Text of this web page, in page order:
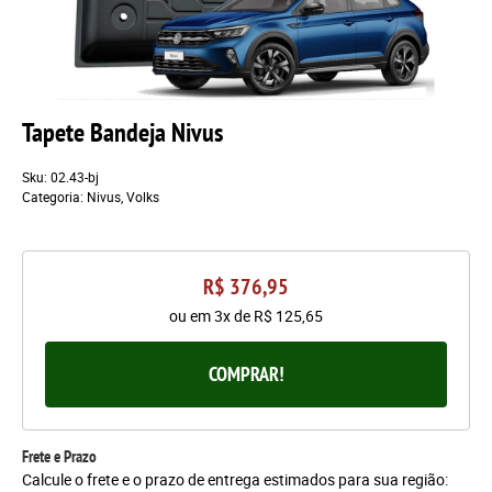
Tapete Bandeja Nivus
Sku: 02.43-bj
Categoria: Nivus,Volks
R$ 376,95
ou em3xde R$ 125,65
COMPRAR!
Frete e Prazo
Calcule o frete e o prazo de entrega estimados para sua região: